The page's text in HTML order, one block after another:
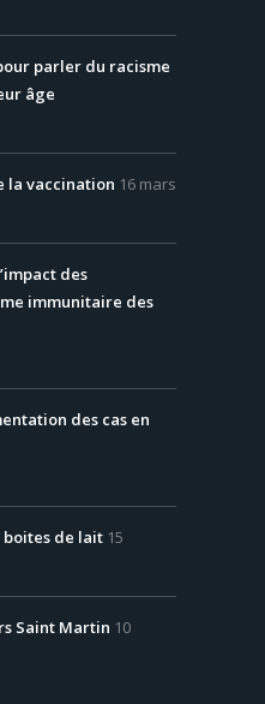
parler du racisme
âge
la vaccination 16 mars
des
immunitaire des
des cas en
de lait 15
Saint Martin 10